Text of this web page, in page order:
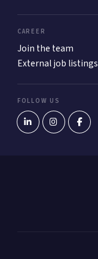
CAREER
Join the team
External job listings
FOLLOW US